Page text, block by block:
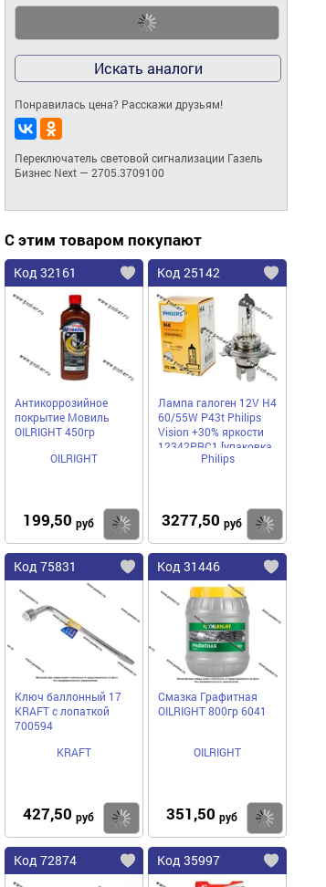
Искать аналоги
Понравилась цена? Расскажи друзьям!
Переключатель световой сигнализации Газель
Бизнес Next — 2705.3709100
С этим товаром покупают
Код 32161
Антикоррозийное
покрытие Мовиль
ОILRIGHT 450гр
OILRIGHT
199,50 руб Купить
Код 25142
Лампа галоген 12V H4
60/55W P43t Philips
Vision +30% яркости
12342PRC1 [упаковка
Philips
3277,50 руб
Код 75831
Ключ баллонный 17
KRAFT с лопаткой
700594
KRAFT
427,50 руб Купить
Код 31446
Смазка Графитная
ОILRIGHT 800гр 6041
OILRIGHT
351,50 руб
Код 72874 Код 35997